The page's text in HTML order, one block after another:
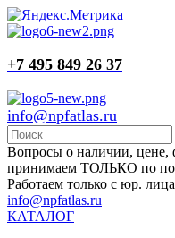
+7 495 849 26 37
info@npfatlas.ru
Вопросы о наличии, цене,
принимаем ТОЛЬКО по
Работаем только с юр.
info@npfatlas.ru
КАТАЛОГ